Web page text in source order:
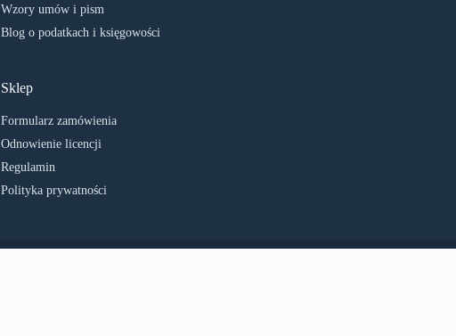
Wzory umów i pism
Blog o podatkach i księgowości
Sklep
Formularz zamówienia
Odnowienie licencji
Regulamin
Polityka prywatności